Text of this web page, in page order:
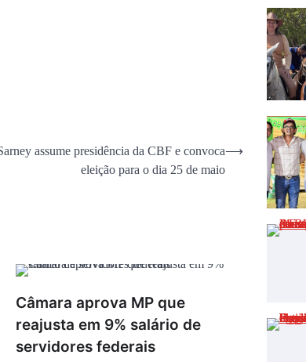
assume presidência da CBF e convoca
eleição para o dia 25 de maio
⟶
Câmara aprova MP que
reajusta em 9% salário de
servidores federais